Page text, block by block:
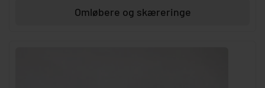
Omløbere og skæreringe